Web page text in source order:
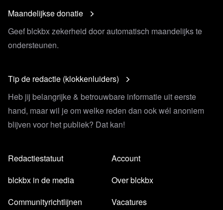
Maandelijkse donatie
Geef blckbx zekerheid door automatisch maandelijks te
ondersteunen.
Tip de redactie (klokkenluiders)
Heb jij belangrijke & betrouwbare informatie uit eerste
hand, maar wil je om welke reden dan ook wél anoniem
blijven voor het publiek? Dat kan!
Redactiestatuut
blckbx in de media
Communityrichtlijnen
Account
Over blckbx
Vacatures